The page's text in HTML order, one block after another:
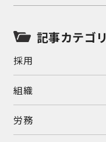
記事カテゴリ
採用
組織
労務